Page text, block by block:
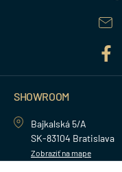
SHOWROOM
Bajkalská 5/A
SK-83104 Bratislava
Zobraziť na mape